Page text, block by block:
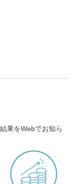
果をWebでお知ら